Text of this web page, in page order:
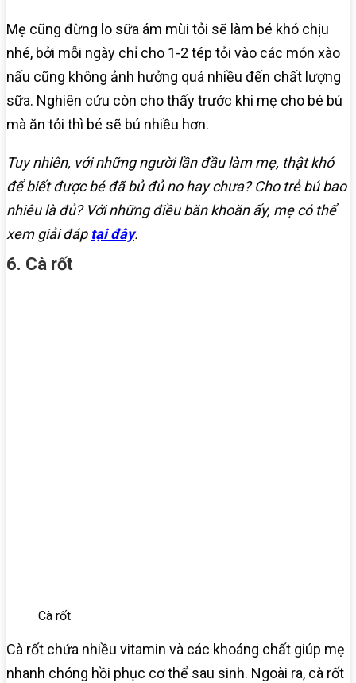
Mẹ cũng đừng lo sữa ám mùi tỏi sẽ làm bé khó chịu
nhé, bởi mỗi ngày chỉ cho 1-2 tép tỏi vào các món xào
nấu cũng không ảnh hưởng quá nhiều đến chất lượng
sữa. Nghiên cứu còn cho thấy trước khi mẹ cho bé bú
mà ăn tỏi thì bé sẽ bú nhiều hơn.
Tuy nhiên, với những người lần đầu làm mẹ, thật khó
để biết được bé đã bủ đủ no hay chưa? Cho trẻ bú bao
nhiêu là đủ? Với những điều băn khoăn ấy, mẹ có thể
xem giải đáp tại đây.
6. Cà rốt
Cà rốt
Cà rốt chứa nhiều vitamin và các khoáng chất giúp mẹ
nhanh chóng hồi phục cơ thể sau sinh. Ngoài ra, cà rốt